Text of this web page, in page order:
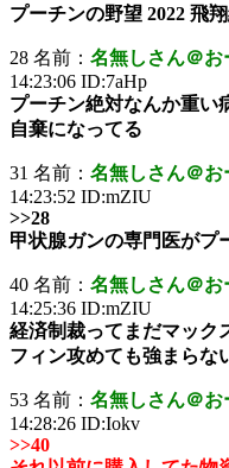
プーチンの野望 2022 飛
28 名前： 名無しさん＠お
14:23:06 ID:7aHp
プーチン絶対なんか重い
自棄になってる
31 名前： 名無しさん＠お
14:23:52 ID:mZIU
>>28
甲状腺ガンの専門医がプ
40 名前： 名無しさん＠お
14:25:36 ID:mZIU
経済制裁ってまだマック
フィン攻めても強まらな
53 名前： 名無しさん＠お
14:28:26 ID:Iokv
>>40